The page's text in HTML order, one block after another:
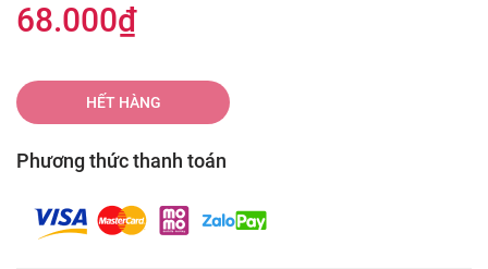
68.000₫
HẾT HÀNG
Phương thức thanh toán